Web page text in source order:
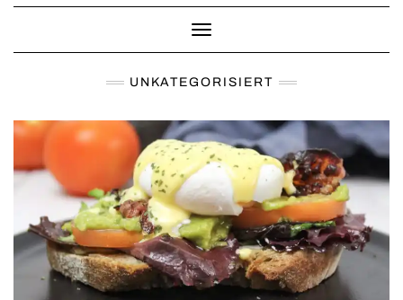
Toggle Navigation
UNKATEGORISIERT